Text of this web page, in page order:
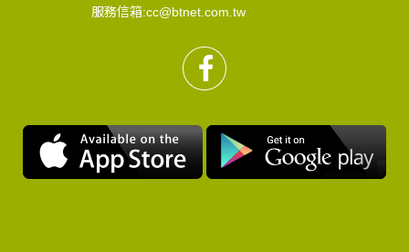
服務信箱:cc@btnet.com.tw